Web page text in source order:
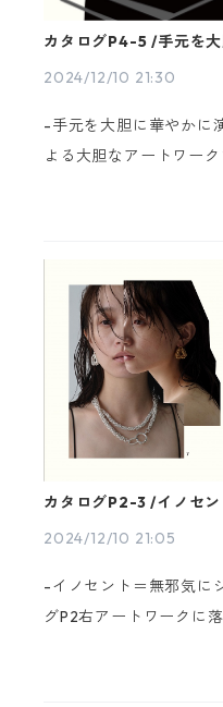
カタログP4-5 /手元を
2024/12/10 21:30
-手元を大胆に華やかに
よる大胆なアートワー
カタログP2-3 /イノセ
2024/12/10 21:05
-イノセント＝無邪気に
グP2右アートワークに
葉は「無邪気」「純潔